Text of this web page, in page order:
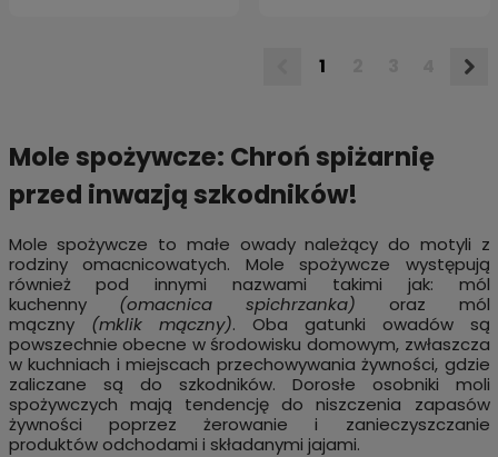
1
Mole spożywcze: Chroń spiżarnię
przed inwazją szkodników!
Mole spożywcze to małe owady należący do motyli z
rodziny omacnicowatych. Mole spożywcze występują
również pod innymi nazwami takimi jak: mól
kuchenny (omacnica spichrzanka) oraz mól
mączny (mklik mączny). Oba gatunki owadów są
powszechnie obecne w środowisku domowym, zwłaszcza
w kuchniach i miejscach przechowywania żywności, gdzie
zaliczane są do szkodników. Dorosłe osobniki moli
spożywczych mają tendencję do niszczenia zapasów
żywności poprzez żerowanie i zanieczyszczanie
produktów odchodami i składanymi jajami.